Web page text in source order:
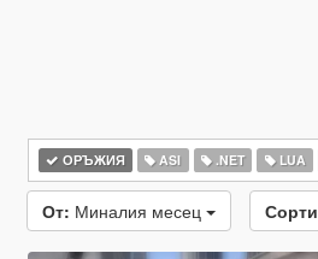
ОРЪЖИЯ ASI .NET LUA
От: Миналия месец